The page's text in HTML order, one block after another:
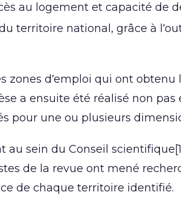
au logement et capacité de
territoire national, grâce à
zones d’emploi qui ont
a ensuite été réalisé non
pour une ou plusieurs
au sein du Conseil
de la revue ont mené
de chaque territoire identifié.